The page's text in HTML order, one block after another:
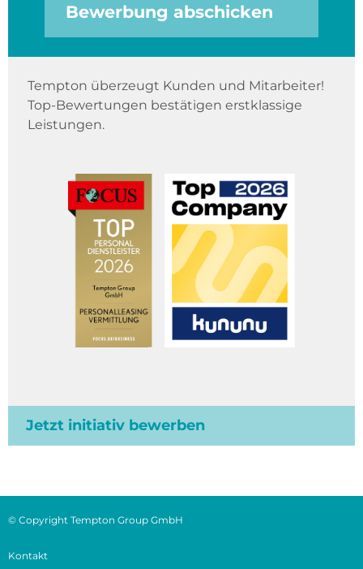
Bewerbung abschicken
Tempton überzeugt Kunden und Mitarbeiter!
Top-Bewertungen bestätigen erstklassige
Leistungen.
Jetzt initiativ bewerben
© Copyright Tempton Group GmbH
Kontakt